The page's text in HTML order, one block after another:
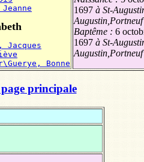
Jacques
Bonne
1697 à St-
Augustin,Portneuf
Baptême : 6
1697 à St-
Augustin,Portneuf
principale